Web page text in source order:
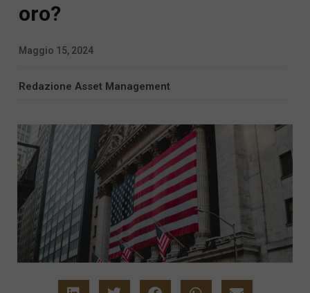
oro?
Maggio 15, 2024
Redazione Asset Management